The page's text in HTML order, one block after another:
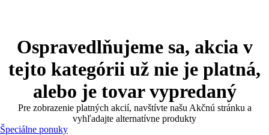
Ospravedlňujeme sa, akcia v
tejto kategórii už nie je platná,
alebo je tovar vypredaný
Pre zobrazenie platných akcií, navštívte našu Akčnú stránku a
vyhľadajte alternatívne produkty
Špeciálne ponuky